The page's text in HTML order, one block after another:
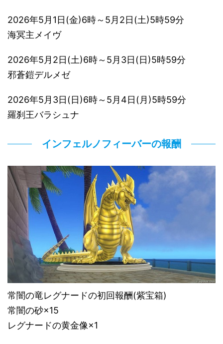
2026年5月1日(金)6時～5月2日(土)5時59分
海冥主メイヴ
2026年5月2日(土)6時～5月3日(日)5時59分
邪蒼鎧デルメゼ
2026年5月3日(日)6時～5月4日(月)5時59分
羅刹王バラシュナ
インフェルノフィーバーの報酬
常闇の竜レグナードの初回報酬(紫宝箱)
常闇の砂×15
レグナードの黄金像×1